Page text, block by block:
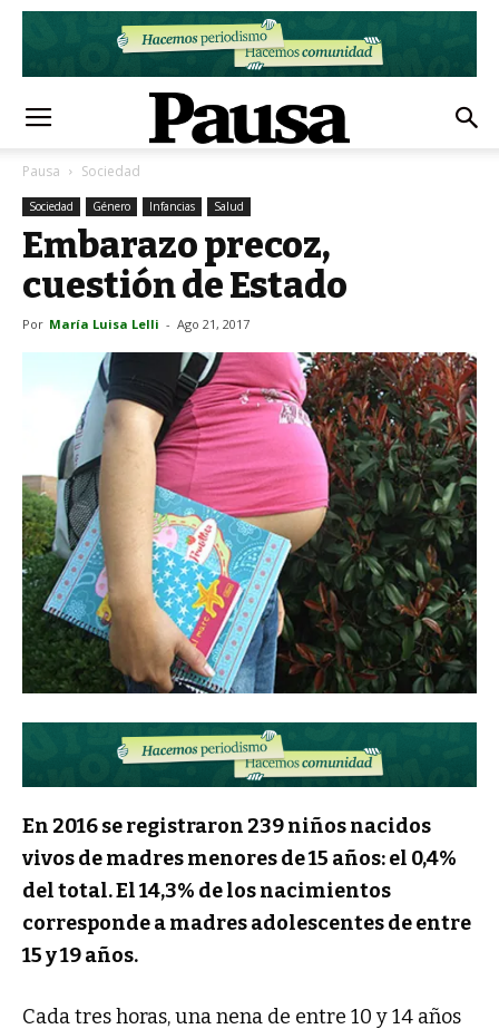
Pausa Sociedad
Sociedad Género Infancias Salud
Embarazo precoz,
cuestión de Estado
Por María Luisa Lelli - Ago 21, 2017
En 2016 se registraron 239 niños nacidos
vivos de madres menores de 15 años: el 0,4%
del total. El 14,3% de los nacimientos
corresponde a madres adolescentes de entre
15 y 19 años.
Cada tres horas, una nena de entre 10 y 14 años